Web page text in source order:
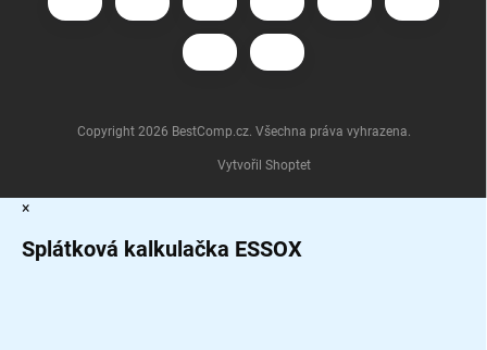
Vytvořil Shoptet
Copyright 2026 BestComp.cz. Všechna práva vyhrazena.
×
Splátková kalkulačka ESSOX